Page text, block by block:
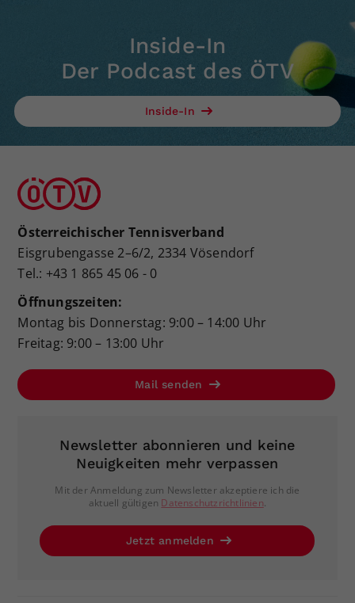
Inside-In
Der Podcast des ÖTV
Inside-In
Österreichischer Tennisverband
Eisgrubengasse 2–6/2, 2334 Vösendorf
Tel.: +43 1 865 45 06 - 0
Öffnungszeiten:
Montag bis Donnerstag: 9:00 – 14:00 Uhr
Freitag: 9:00 – 13:00 Uhr
Mail senden
Newsletter abonnieren und keine
Neuigkeiten mehr verpassen
Mit der Anmeldung zum Newsletter akzeptiere ich die
aktuell gültigen Datenschutzrichtlinien.
Jetzt anmelden